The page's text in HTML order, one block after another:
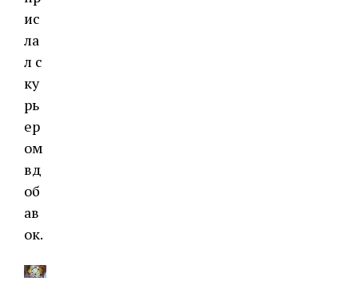
ис
ла
л с
ку
рь
ер
ом
вд
об
ав
ок.